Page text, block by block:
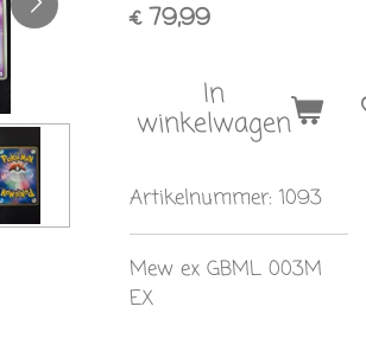
€ 79,99
In
winkelwagen
Artikelnummer: 1093
Mew ex GBML 003M
EX